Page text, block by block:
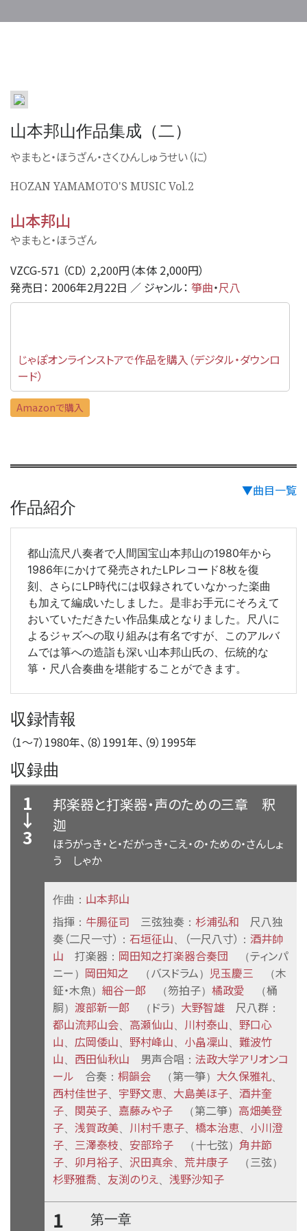
山本邦山作品集成（二）
やまもと・ほうざん・さくひんしゅうせい（に）
HOZAN YAMAMOTO'S MUSIC Vol.2
山本邦山
やまもと・ほうざん
VZCG-571 （CD） 2,200円（本体 2,000円）
発売日： 2006年2月22日 ／ ジャンル： 箏曲・尺八
じゃぽオンラインストアで作品を購入（デジタル・ダウンロ
ード）
Amazonで購入
▼曲目一覧
作品紹介
都山流尺八奏者で人間国宝山本邦山の1980年から
1986年にかけて発売されたLPレコード8枚を復
刻、さらにLP時代には収録されていなかった楽曲
も加えて編成いたしました。是非お手元にそろえて
おいていただきたい作品集成となりました。尺八に
よるジャズへの取り組みは有名ですが、このアルバ
ムでは箏への造詣も深い山本邦山氏の、伝統的な
箏・尺八合奏曲を堪能することができます。
収録情報
（1〜7）1980年、（8）1991年、（9）1995年
収録曲
1
↓
3
邦楽器と打楽器・声のための三章 釈
迦
ほうがっき・と・だがっき・こえ・の・ための・さんしょ
う しゃか
作曲： 山本邦山
指揮 ： 牛腸征司 三弦独奏 ： 杉浦弘和
尺八独
奏（二尺一寸） ： 石垣征山 （一尺八寸） ： 酒井帥
山
打楽器 ： 岡田知之打楽器合奏団 （ティンパ
ニー ） 岡田知之 （バスドラム） 児玉慶三 （木
鉦・木魚） 細谷一郎 （笏拍子） 橘政愛 （桶
胴） 渡部新一郎 （ ドラ） 大野智雄 尺八群 ：
都山流邦山会 高瀬仙山 川村泰山
野口心
山
広岡倭山 野村峰山 小畠凜山
難波竹
山
西田仙秋山 男声合唱 ： 法政大学アリオンコ
ール
合奏 ： 桐韻会 （第一箏） 大久保雅礼
西村佳世子 宇野文恵 大島美ほ子
酒井奎
子
関英子 嘉藤みや子 （第二箏） 高畑美登
子
浅賀政美 川村千恵子 橋本治恵
小川澄
子
三澤泰枝 安部玲子 （十七弦） 角井節
子
卯月裕子 沢田真余 荒井康子 （ 三弦）
杉野雅喬 友渕のりえ 浅野沙知子
1 第一章